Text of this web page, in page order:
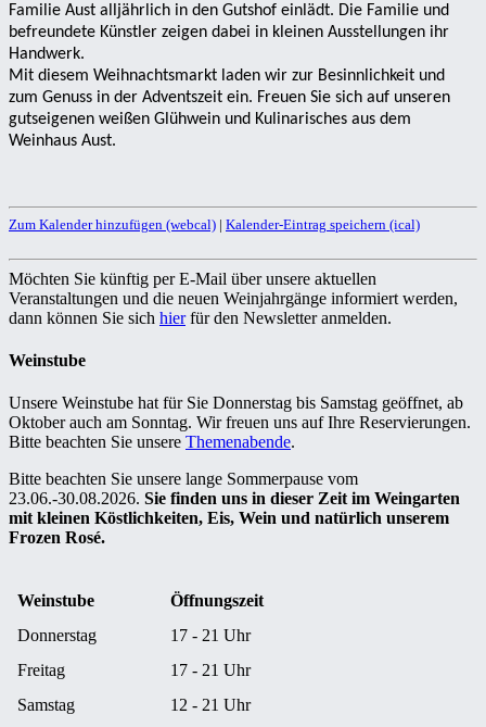
Familie Aust alljährlich in den Gutshof einlädt. Die Familie und
befreundete Künstler zeigen dabei in kleinen Ausstellungen ihr
Handwerk.
Mit diesem Weihnachtsmarkt laden wir zur Besinnlichkeit und
zum Genuss in der Adventszeit ein. Freuen Sie sich auf unseren
gutseigenen weißen Glühwein und Kulinarisches aus dem
Weinhaus Aust.
Zum Kalender hinzufügen (webcal) | Kalender-Eintrag speichern (ical)
Möchten Sie künftig per E-Mail über unsere aktuellen
Veranstaltungen und die neuen Weinjahrgänge informiert werden,
dann können Sie sich hierfür den Newsletter anmelden.
Weinstube
Unsere Weinstube hat für Sie Donnerstag bis Samstag geöffnet, ab
Oktober auch am Sonntag. Wir freuen uns auf Ihre Reservierungen.
Bitte beachten Sie unsere Themenabende.
Bitte beachten Sie unsere lange Sommerpause vom
23.06.-30.08.2026. Sie finden uns in dieser Zeit im Weingarten
mit kleinen Köstlichkeiten, Eis, Wein und natürlich unserem
Frozen Rosé.
Weinstube
Öffnungszeit
Donnerstag
17 - 21 Uhr
Freitag
17 - 21 Uhr
Samstag
12 - 21 Uhr